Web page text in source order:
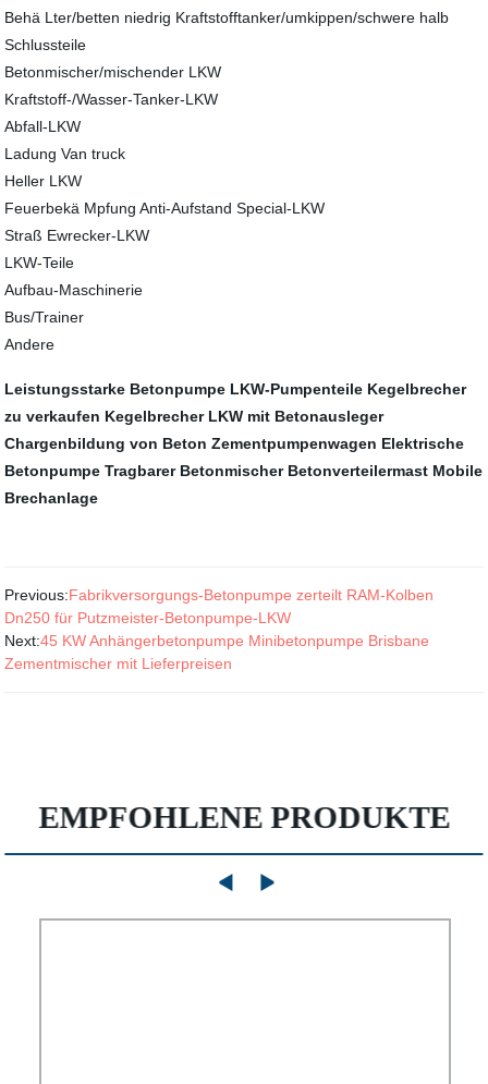
Behä Lter/betten niedrig Kraftstofftanker/umkippen/schwere halb
Schlussteile
Betonmischer/mischender LKW
Kraftstoff-/Wasser-Tanker-LKW
Abfall-LKW
Ladung Van truck
Heller LKW
Feuerbekä Mpfung Anti-Aufstand Special-LKW
Straß Ewrecker-LKW
LKW-Teile
Aufbau-Maschinerie
Bus/Trainer
Andere
Leistungsstarke Betonpumpe LKW-Pumpenteile Kegelbrecher
zu verkaufen Kegelbrecher LKW mit Betonausleger
Chargenbildung von Beton Zementpumpenwagen Elektrische
Betonpumpe Tragbarer Betonmischer Betonverteilermast Mobile
Brechanlage
Previous:Fabrikversorgungs-Betonpumpe zerteilt RAM-Kolben
Dn250 für Putzmeister-Betonpumpe-LKW
Next:45 KW Anhängerbetonpumpe Minibetonpumpe Brisbane
Zementmischer mit Lieferpreisen
EMPFOHLENE PRODUKTE